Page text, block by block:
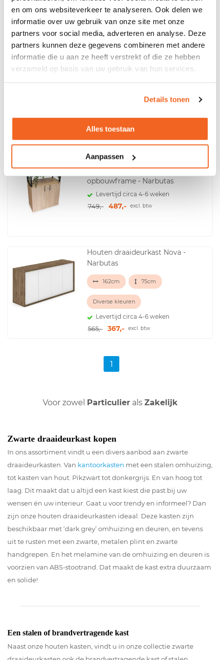
en om ons websiteverkeer te analyseren. Ook delen we
informatie over uw gebruik van onze site met onze
partners voor social media, adverteren en analyse. Deze
partners kunnen deze gegevens combineren met andere
informatie die u aan ze heeft verstrekt of die ze hebben
verzameld op basis van uw gebruik van hun services.
Details tonen
Alles toestaan
Aanpassen
Made in Europe
excl. btw
Demontabele draaideurkast
excl. btw
Houten draaideurkast met
opbouwframe - Narbutas
Levertijd circa 4-6 weken
749,- 487,- excl. btw
Houten draaideurkast Nova -
Narbutas
162cm 75cm
Diverse kleuren
Levertijd circa 4-6 weken
565,- 367,- excl. btw
1
Voor zowel Particulierals Zakelijk
Zwarte draaideurkast kopen
In ons assortiment vindt u een divers aanbod aan zwarte
draaideurkasten. Van kantoorkasten met een stalen omhuizing,
tot kasten van hout. Pikzwart tot donkergrijs. En van hoog tot
laag. Dit maakt dat u altijd een kast kiest die past bij uw
wensen én uw interieur. Gaat u voor trendy en informeel? Dan
zijn onze houten draaideurkasten ideaal. Deze kasten zijn
beschikbaar met ‘dark grey’ omhuizing en deuren, en tevens
uit te rusten met een zwarte, metalen plint en zwarte
handgrepen. En het melamine van de omhuizing en deuren is
voorzien van ABS-stootrand. Dat maakt de kast extra duurzaam
en solide!
Een stalen of brandvertragende kast
Naast onze houten kasten, vindt u in onze collectie zwarte